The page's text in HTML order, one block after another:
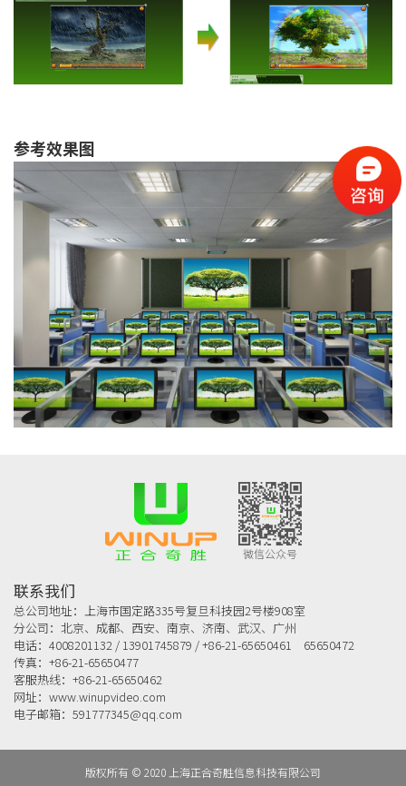
参考效果图
微信公众号
联系我们
总公司地址：上海市国定路335号复旦科技园2号楼908室
分公司：北京、成都、西安、南京、济南、武汉、广州
电话：4008201132 / 13901745879 / +86-21-65650461 65650472
传真：+86-21-65650477
客服热线：+86-21-65650462
网址：www.winupvideo.com
电子邮箱：591777345@qq.com
版权所有 © 2020 上海正合奇胜信息科技有限公司